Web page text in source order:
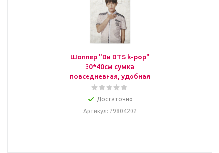
Шоппер "Ви BTS k-pop"
30*40см сумка
повседневная, удобная
Достаточно
Артикул: 79804202